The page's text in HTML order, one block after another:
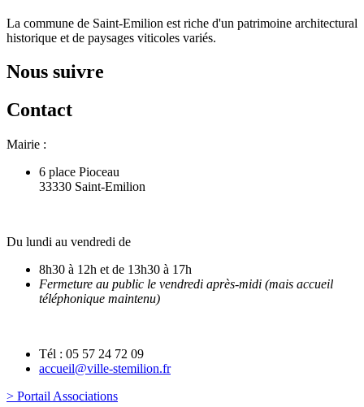
La commune de Saint-Emilion est riche d'un patrimoine architectural
historique et de paysages viticoles variés.
Nous suivre
Contact
Mairie :
6 place Pioceau
33330 Saint-Emilion
Du lundi au vendredi de
8h30 à 12h et de 13h30 à 17h
Fermeture au public le vendredi après-midi (mais accueil
téléphonique maintenu)
Tél : 05 57 24 72 09
accueil@ville-stemilion.fr
> Portail Associations